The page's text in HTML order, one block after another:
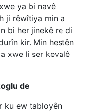
ya bi navê
ji rêwîtiya min a
bi her jinekê re di
kir. Min hestên
xwe li ser kevalê
de
ku ew tabloyên